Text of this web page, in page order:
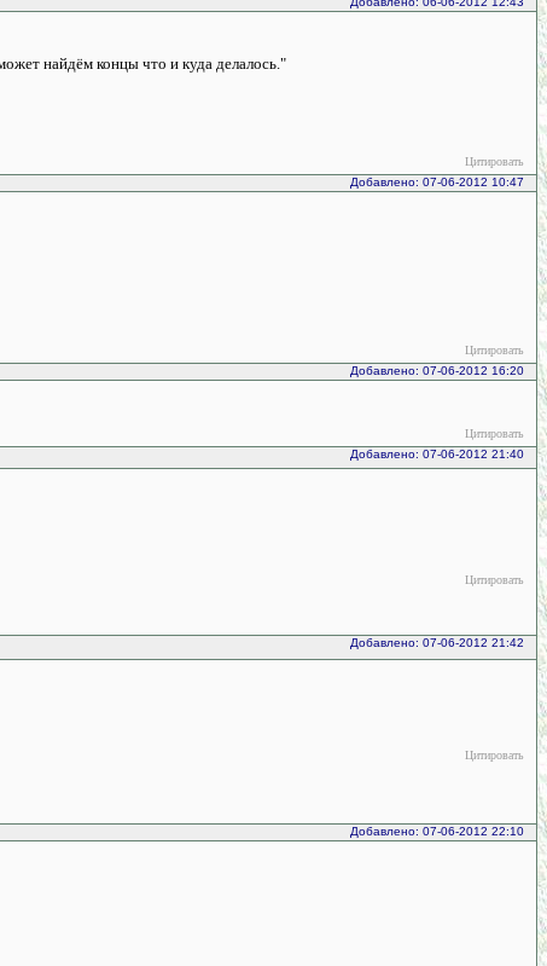
найдём концы что и куда делалось."
Цитировать
Добавлено: 07-06-2012 10:47
Цитировать
Добавлено: 07-06-2012 16:20
Цитировать
Добавлено: 07-06-2012 21:40
Цитировать
Добавлено: 07-06-2012 21:42
Цитировать
Добавлено: 07-06-2012 22:10